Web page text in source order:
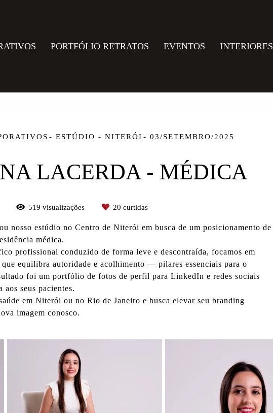
PORTFÓLIO RETRATOS EVENTOS INTERIORES
ESTÚDIO - NITERÓI 03/SETEMBRO/2025
LACERDA - MÉDICA
519 visualizações 20 curtidas
nosso estúdio no Centro de Niterói em busca de um posicionamento de
médica.
profissional conduzido de forma leve e descontraída, focamos em
equilibra autoridade e acolhimento — pilares essenciais para o
foi um portfólio de fotos de perfil para LinkedIn e redes sociais
seus pacientes.
em Niterói ou no Rio de Janeiro e busca elevar seu branding
imagem conosco.